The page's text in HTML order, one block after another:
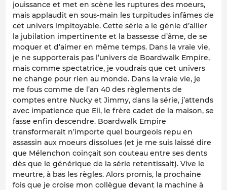
jouissance et met en scène les ruptures des moeurs,
mais applaudit en sous-main les turpitudes infâmes de
cet univers impitoyable. Cette série a le génie d’allier
la jubilation impertinente et la bassesse d’âme, de se
moquer et d’aimer en même temps. Dans la vraie vie,
je ne supporterais pas l’univers de Boardwalk Empire,
mais comme spectatrice, je voudrais que cet univers
ne change pour rien au monde. Dans la vraie vie, je
me fous comme de l’an 40 des règlements de
comptes entre Nucky et Jimmy, dans la série, j’attends
avec impatience que Eli, le frère cadet de la maison, se
fasse enfin descendre. Boardwalk Empire
transformerait n’importe quel bourgeois repu en
assassin aux moeurs dissolues (et je me suis laissé dire
que Mélenchon coinçait son couteau entre ses dents
dès que le générique de la série retentissait). Vive le
meurtre, à bas les règles. Alors promis, la prochaine
fois que je croise mon collègue devant la machine à